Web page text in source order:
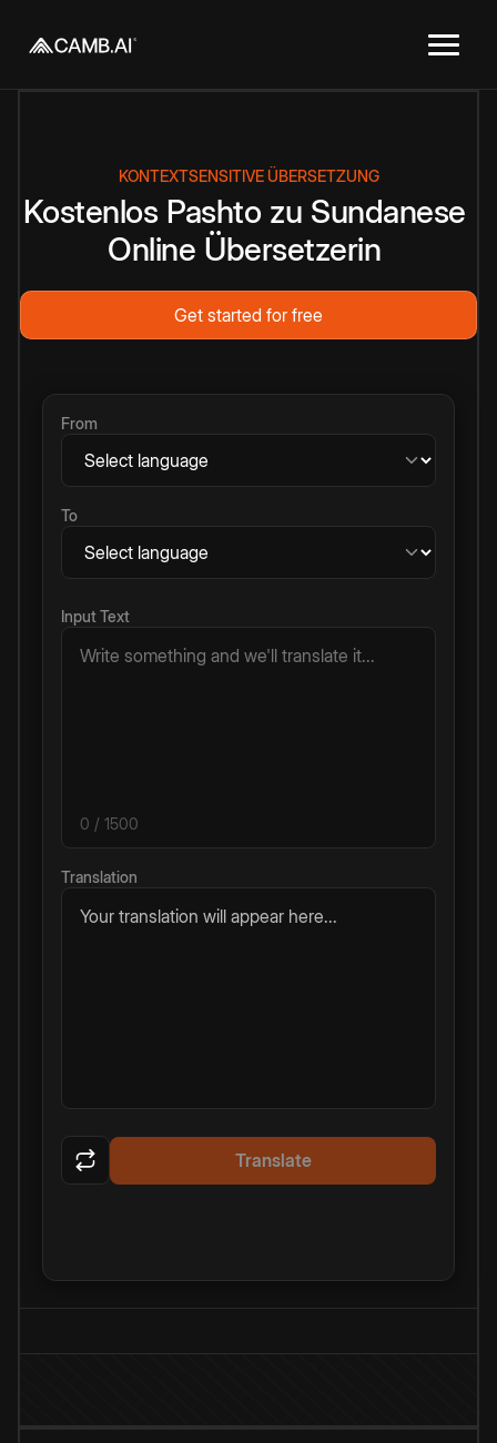
KONTEXTSENSITIVE ÜBERSETZUNG
Kostenlos Pashto zu Sundanese
Online Übersetzerin
Get started for free
From
To
Input Text
0 / 1500
Translation
Your translation will appear here...
Translate